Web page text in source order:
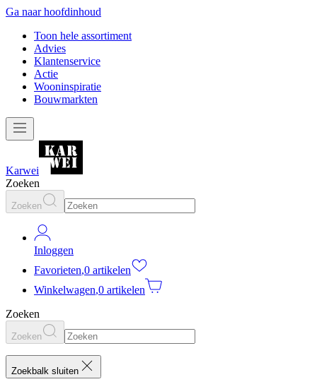
Ga naar hoofdinhoud
Toon hele assortiment
Advies
Klantenservice
Actie
Wooninspiratie
Bouwmarkten
Karwei
Zoeken
Zoeken
Inloggen
Favorieten,0 artikelen
Winkelwagen,0 artikelen
Zoeken
Zoeken
Zoekbalk sluiten